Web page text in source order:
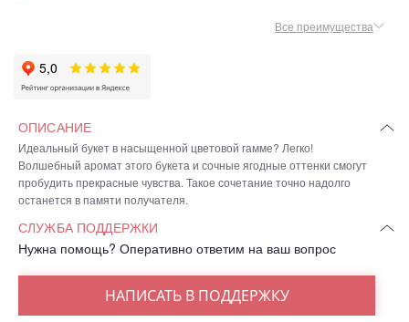
Все преимущества
ОПИСАНИЕ
Идеальный букет в насыщенной цветовой гамме? Легко!
Волшебный аромат этого букета и сочные ягодные оттенки смогут
пробудить прекрасные чувства. Такое сочетание точно надолго
останется в памяти получателя.
СЛУЖБА ПОДДЕРЖКИ
Нужна помощь? Оперативно ответим на ваш вопрос
НАПИСАТЬ В ПОДДЕРЖКУ